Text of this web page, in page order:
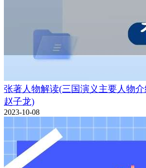
张著人物解读(三国演义主要人物
赵子龙)
2023-10-08